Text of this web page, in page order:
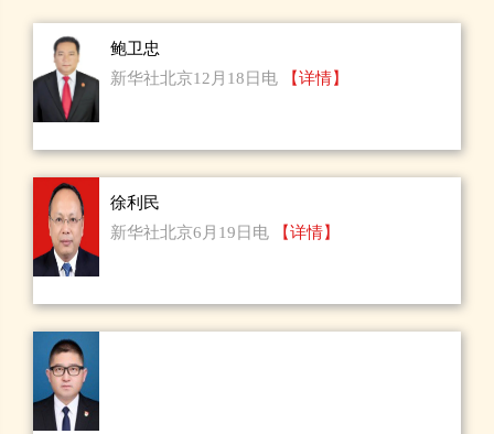
鲍卫忠
新华社北京12月18日电
【详情】
徐利民
新华社北京6月19日电
【详情】